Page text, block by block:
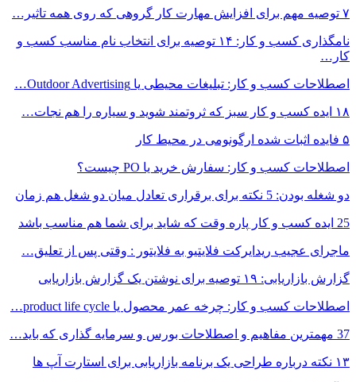
۷ توصیه مهم برای افزایش مهارت کار گروهی که روی همه تاثیر…
نامگذاری کسب و کار: ۱۴ توصیه برای انتخاب نام مناسب کسب و
کار…
اصطلاحات کسب و کار: تبلیغات محیطی یا Outdoor Advertising…
۱۸ ایده کسب و کار سبز که ثروتمند شوید و سیاره را هم نجات…
۵ فایده اثبات شده ارگونومی در محیط کار
اصطلاحات کسب و کار: سفارش خرید یا PO چیست؟
دو شغله بودن: 5 نکته برای برقراری تعادل میان دو شغل هم زمان
25 ایده کسب‌ و کار پاره وقت که شاید برای شما هم مناسب باشد
ماجرای عجیب ریدایرکت فلایتیو به فلایتور : وقتی پس از تعلیق…
گزارش بازاریابی: ۱۹ توصیه برای نوشتن یک گزارش بازاریابی
اصطلاحات کسب و کار: چرخه عمر محصول یا product life cycle…
37 مهمترین مفاهیم و اصطلاحات بورس و سرمایه گذاری که باید…
۱۳ نکته درباره طراحی یک برنامه بازاریابی برای استارت آپ ها